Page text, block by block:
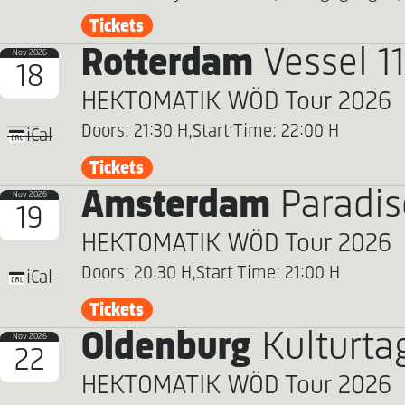
Tickets
Nov 2026
18
iCal
Rotterdam Vessel 11
HEKTOMATIK WÖD Tour 2026
Doors: 21:30 H,Start Time: 22:00 H
Tickets
Nov 2026
19
iCal
Amsterdam
HEKTOMATIK WÖD Tour 2026
Doors: 20:30 H,Start Time: 21:00 H
Tickets
Nov 2026
22 Oldenburg
HEKTOMATIK WÖD Tour 2026